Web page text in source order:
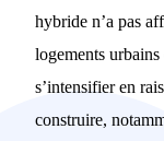
hybride n’a pas
logements
s’intensifier en
construire,